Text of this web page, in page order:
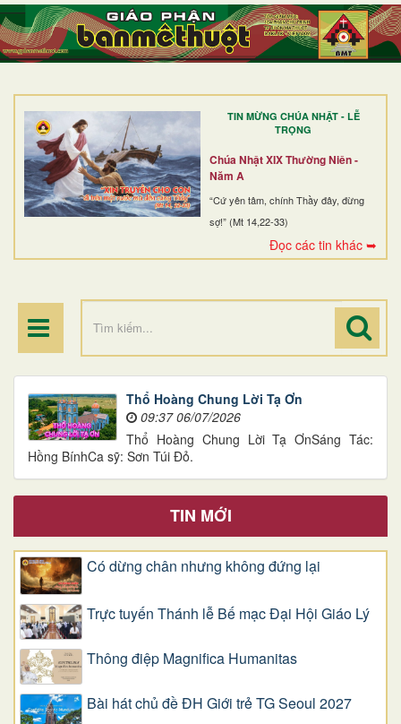
TIN MỪNG CHÚA NHẬT - LỄ
TRỌNG
Chúa Nhật XIX Thường Niên -
Năm A
“Cứ yên tâm, chính Thầy đây, đừng
sợ!” (Mt 14,22-33)
Đọc các tin khác ➥
TRANG NHẤT
GIỚI THIỆU
DÒNG TU
BAN MỤC VỤ
ĐOÀN THỂ CG
ĐIỂM HÀNH HƯƠNG
Thổ Hoàng Chung Lời Tạ Ơn
09:37 06/07/2026
Thổ Hoàng Chung Lời Tạ ƠnSáng Tác:
Hồng BínhCa sỹ: Sơn Túi Đỏ.
TIN MỚI
Có dừng chân nhưng không đứng lại
Trực tuyến Thánh lễ Bế mạc Đại Hội Giáo Lý
Thông điệp Magnifica Humanitas
Bài hát chủ đề ĐH Giới trẻ TG Seoul 2027